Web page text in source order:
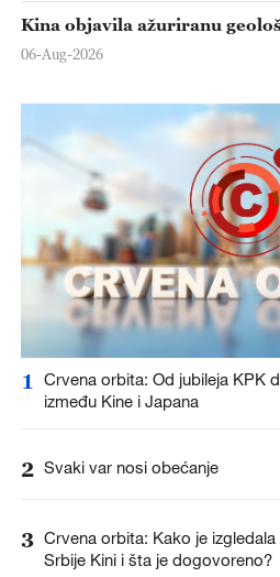
Kina objavila ažuriranu
06-Aug-2026
1
Crvena orbita: Od jubileja KPK
između Kine i Japana
2 Svaki var nosi obećanje
3 Crvena orbita: Kako je
Srbije Kini i šta je dogovoreno?